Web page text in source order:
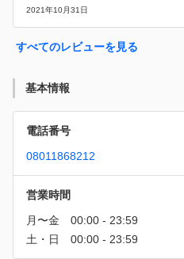
2021年10月31日
すべてのレビューを見る
基本情報
電話番号
08011868212
営業時間